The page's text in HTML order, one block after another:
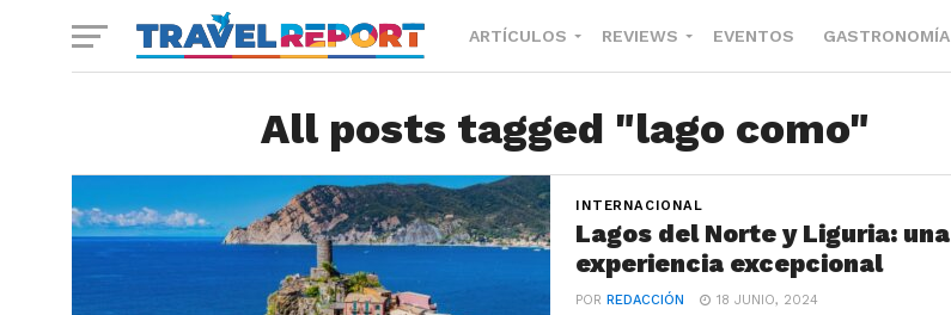
ARTÍCULOS REVIEWS EVENTOS GASTRONOMÍA
All posts tagged "lago como"
INTERNACIONAL
Lagos del Norte y Liguria: una
experiencia excepcional
PORREDACCIÓN 18 JUNIO, 2024